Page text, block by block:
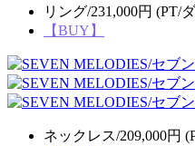
リング/231,000円 (PT/
【BUY】
ネックレス/209,000円